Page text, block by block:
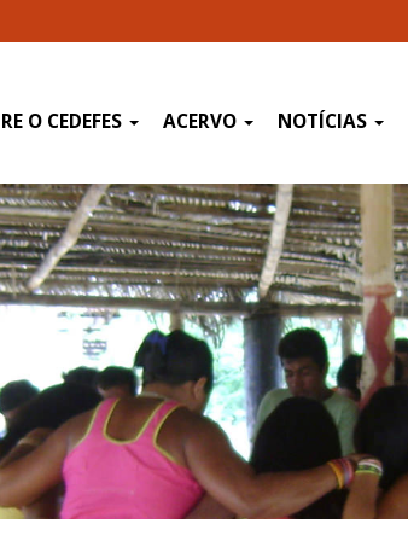
O CEDEFES ACERVO NOTÍCIAS